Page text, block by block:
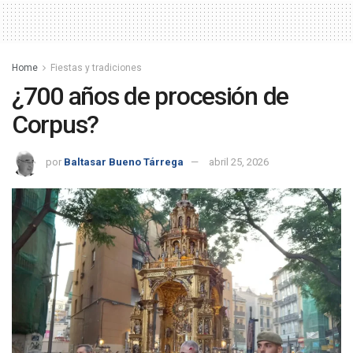
Home Fiestas y tradiciones
¿700 años de procesión de
Corpus?
por Baltasar Bueno Tárrega abril 25, 2026